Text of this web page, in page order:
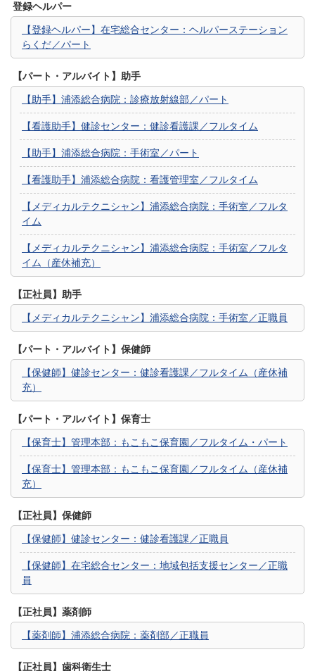
登録ヘルパー
【登録ヘルパー】在宅総合センター：ヘルパーステーション
らくだ／パート
【パート・アルバイト】助手
【助手】浦添総合病院：診療放射線部／パート
【看護助手】健診センター：健診看護課／フルタイム
【助手】浦添総合病院：手術室／パート
【看護助手】浦添総合病院：看護管理室／フルタイム
【メディカルテクニシャン】浦添総合病院：手術室／フルタ
イム
【メディカルテクニシャン】浦添総合病院：手術室／フルタ
イム（産休補充）
【正社員】助手
【メディカルテクニシャン】浦添総合病院：手術室／正職員
【パート・アルバイト】保健師
【保健師】健診センター：健診看護課／フルタイム（産休補
充）
【パート・アルバイト】保育士
【保育士】管理本部：もこもこ保育園／フルタイム・パート
【保育士】管理本部：もこもこ保育園／フルタイム（産休補
充）
【正社員】保健師
【保健師】健診センター：健診看護課／正職員
【保健師】在宅総合センター：地域包括支援センター／正職
員
【正社員】薬剤師
【薬剤師】浦添総合病院：薬剤部／正職員
【正社員】歯科衛生士